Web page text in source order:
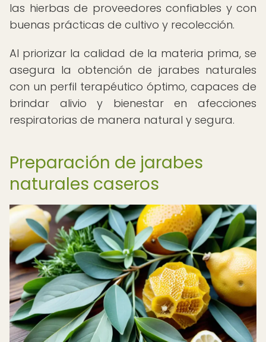
las hierbas de proveedores confiables y con
buenas prácticas de cultivo y recolección.
Al priorizar la calidad de la materia prima, se
asegura la obtención de jarabes naturales
con un perfil terapéutico óptimo, capaces de
brindar alivio y bienestar en afecciones
respiratorias de manera natural y segura.
Preparación de jarabes
naturales caseros